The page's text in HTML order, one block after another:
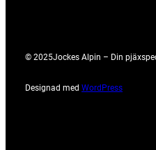
© 2025Jockes Alpin – Din
Designad med WordPress